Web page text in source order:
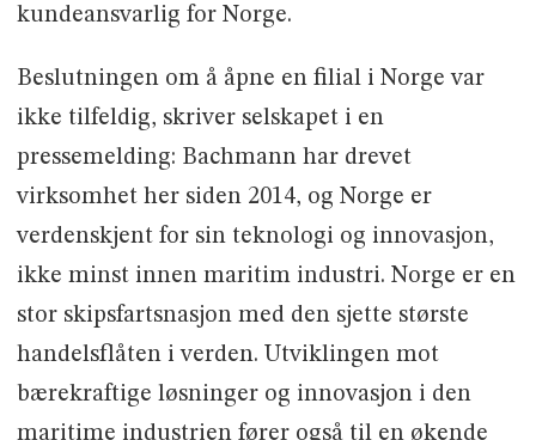
kundeansvarlig for Norge.
Beslutningen om å åpne en filial i Norge var
ikke tilfeldig, skriver selskapet i en
pressemelding: Bachmann har drevet
virksomhet her siden 2014, og Norge er
verdenskjent for sin teknologi og innovasjon,
ikke minst innen maritim industri. Norge er en
stor skipsfartsnasjon med den sjette største
handelsflåten i verden. Utviklingen mot
bærekraftige løsninger og innovasjon i den
maritime industrien fører også til en økende